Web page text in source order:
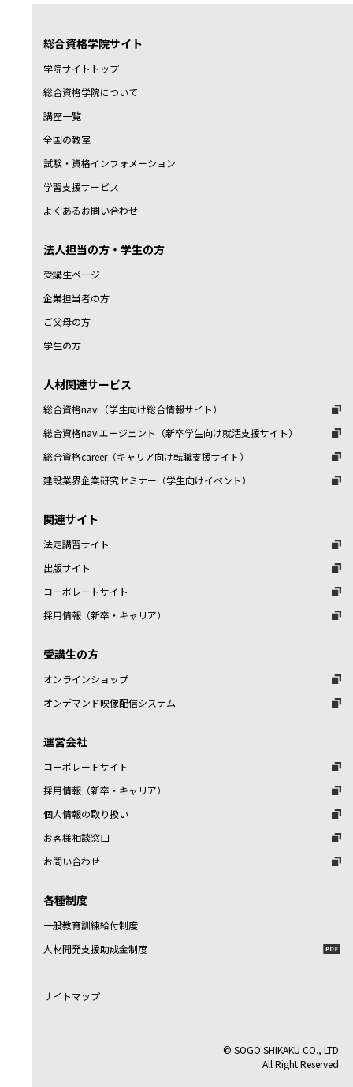
総合資格学院サイト
学院サイトトップ
総合資格学院について
講座一覧
全国の教室
試験・資格インフォメーション
学習支援サービス
よくあるお問い合わせ
法人担当の方・学生の方
受講生ページ
企業担当者の方
ご父母の方
学生の方
人材関連サービス
総合資格navi（学生向け総合情報サイト）
総合資格naviエージェント（新卒学生向け就活支援サイト）
総合資格career（キャリア向け転職支援サイト）
建設業界企業研究セミナー（学生向けイベント）
関連サイト
法定講習サイト
出版サイト
コーポレートサイト
採用情報（新卒・キャリア）
受講生の方
オンラインショップ
オンデマンド映像配信システム
運営会社
コーポレートサイト
採用情報（新卒・キャリア）
個人情報の取り扱い
お客様相談窓口
お問い合わせ
各種制度
一般教育訓練給付制度
人材開発支援助成金制度
サイトマップ
© SOGO SHIKAKU CO., LTD.
All Right Reserved.